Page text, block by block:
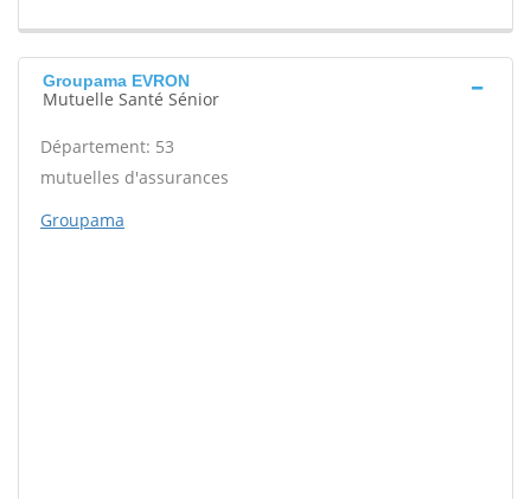
Groupama EVRON
Mutuelle Santé Sénior
Département: 53
mutuelles d'assurances
Groupama